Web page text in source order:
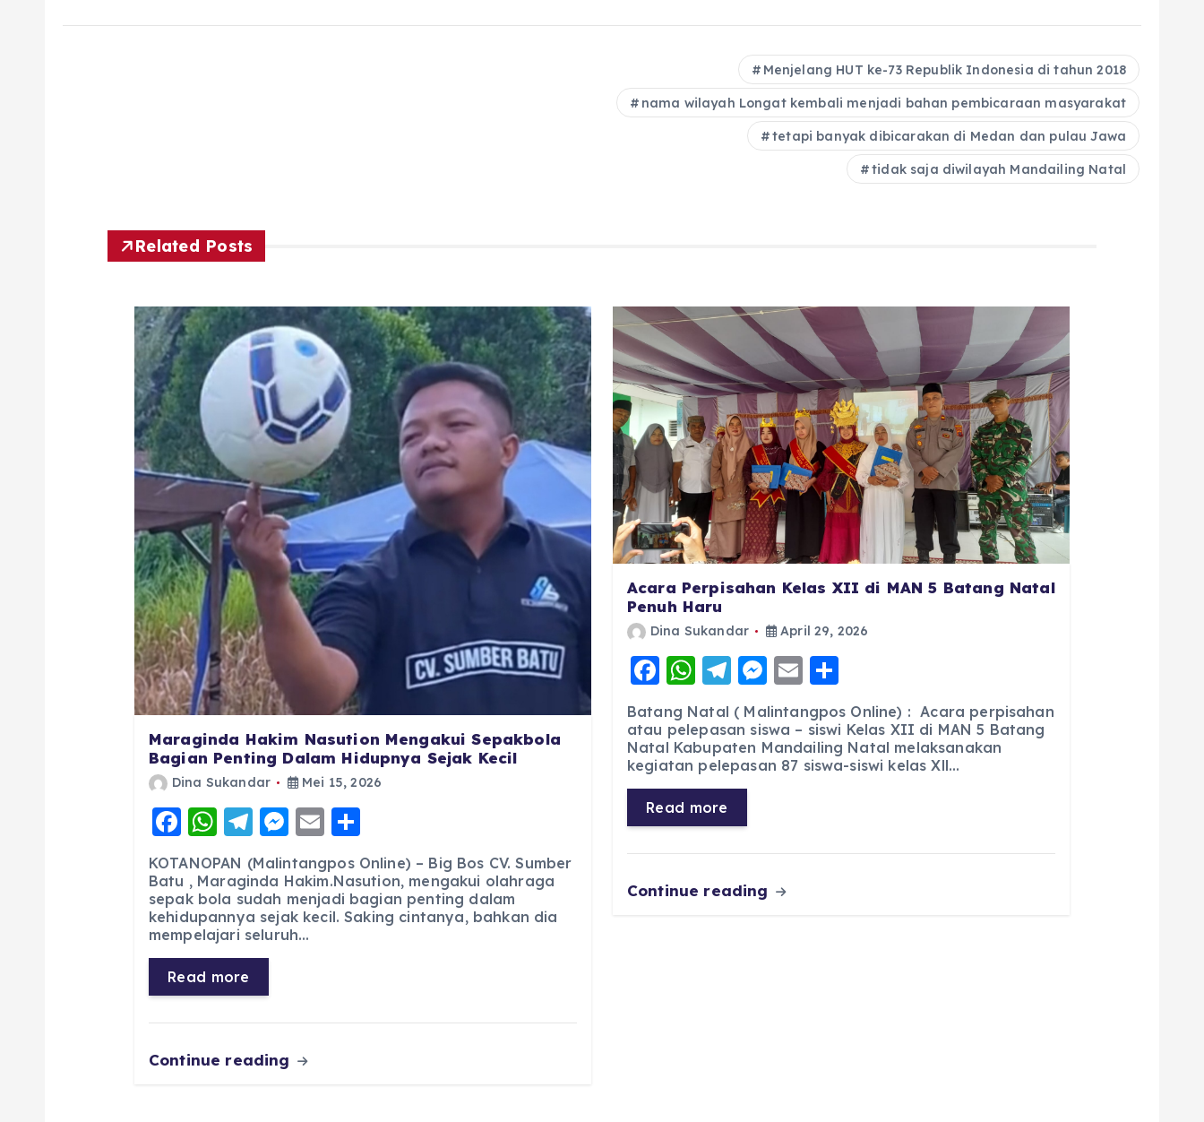
Menjelang HUT ke-73 Republik Indonesia di tahun 2018
nama wilayah Longat kembali menjadi bahan pembicaraan masyarakat
tetapi banyak dibicarakan di Medan dan pulau Jawa
tidak saja diwilayah Mandailing Natal
Related Posts
Maraginda Hakim Nasution Mengakui Sepakbola
Bagian Penting Dalam Hidupnya Sejak Kecil
Dina Sukandar Mei 15, 2026
F
a
c
e
b
o
o
k
W
h
a
ts
A
p
p
T
el
e
g
r
a
m
M
e
ss
e
n
E
m
ai
l
h
a
re
KOTANOPAN (Malintangpos Online) – Big Bos CV. Sumber
Batu , Maraginda Hakim.Nasution, mengakui olahraga
sepak bola sudah menjadi bagian penting dalam
kehidupannya sejak kecil. Saking cintanya, bahkan dia
mempelajari seluruh…
Read more
Continue reading
Acara Perpisahan Kelas XII di MAN 5 Batang Natal
Penuh Haru
Dina Sukandar April 29, 2026
F
c
e
b
o
W
h
a
ts
A
p
T
el
e
g
r
M
e
ss
e
E
ai
l
h
a
re
Batang Natal ( Malintangpos Online) : Acara perpisahan
atau pelepasan siswa – siswi Kelas XII di MAN 5 Batang
Natal Kabupaten Mandailing Natal melaksanakan
kegiatan pelepasan 87 siswa-siswi kelas Xll…
Read more
Continue reading